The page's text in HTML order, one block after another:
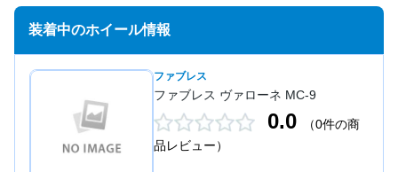
装着中のホイール情報
ファブレス
ファブレス ヴァローネ MC-9
0.0
（0件の商
品レビュー）